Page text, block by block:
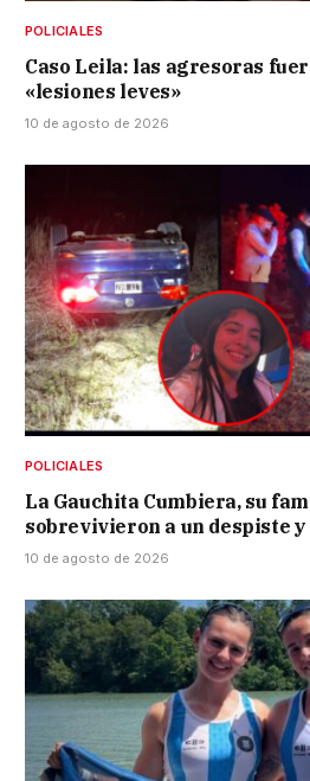
POLICIALES
Caso Leila: las agresoras
«lesiones leves»
10 de agosto de 2026
POLICIALES
La Gauchita Cumbiera, su
sobrevivieron a un despiste y
10 de agosto de 2026